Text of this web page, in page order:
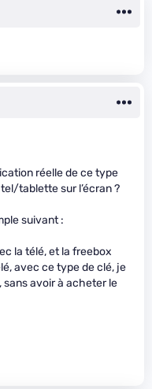
réelle de ce type
tablette sur l’écran ?
suivant :
la télé, et la freebox
avec ce type de clé, je
sans avoir à acheter le